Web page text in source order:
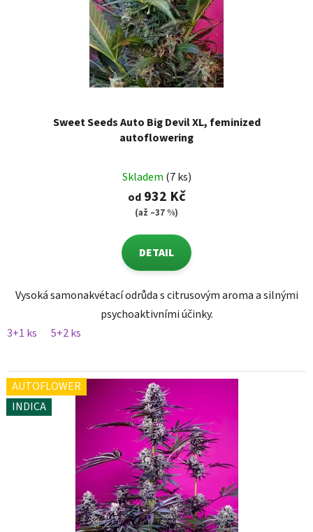
Sweet Seeds Auto Big Devil XL, feminized
autoflowering
Skladem (7 ks)
od932 Kč
(až –37 %)
DETAIL
Vysoká samonakvétací odrůda s citrusovým aroma a silnými
psychoaktivními účinky.
3+1 ks
5+2 ks
AUTOFLOWER
INDICA